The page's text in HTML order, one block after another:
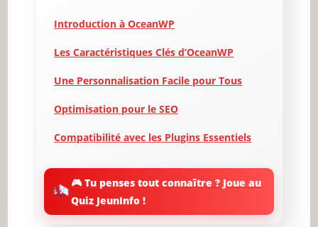
Introduction à OceanWP
Les Caractéristiques Clés d’OceanWP
Une Personnalisation Facile pour Tous
Optimisation pour le SEO
Compatibilité avec les Plugins Essentiels
Exemples de Sites Inspirants Créés avec
OceanWP
Support et Documentation
🎮 Tu penses tout connaître ? Joue au
Quiz JeunInfo !